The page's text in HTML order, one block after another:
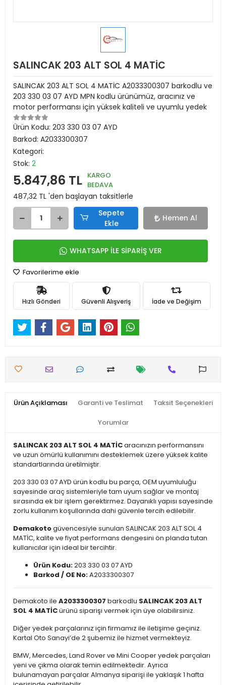
SALINCAK 203 ALT SOL 4 MATİC
SALINCAK 203 ALT SOL 4 MATİC A2033300307 barkodlu ve
203 330 03 07 AYD MPN kodlu ürünümüz, aracınız ve
motor performansı için yüksek kaliteli ve uyumlu yedek
Ürün Kodu: 203 330 03 07 AYD
Barkod: A2033300307
Kategori:
Stok: 2
5.847,86 TL KARGO
BEDAVA
487,32 TL 'den başlayan taksitlerle
Sepete
Ekle
Hemen Al
WHATSAPP İLE SİPARİŞ VER
Favorilerime ekle
Hızlı Gönderi Güvenli Alışveriş İade ve Değişim
Ürün Açıklaması Garanti ve Teslimat Taksit Seçenekleri
Yorumlar
SALINCAK 203 ALT SOL 4 MATİCaracınızın performansını
ve uzun ömürlü kullanımını desteklemek üzere yüksek kalite
standartlarında üretilmiştir.
203 330 03 07 AYD ürün kodlu bu parça, OEM uyumluluğu
sayesinde araç sistemleriyle tam uyum sağlar ve montaj
sırasında ek bir işlem gerektirmez. Dayanıklı yapısı sayesinde
zorlu kullanım koşullarında dahi güvenle tercih edilebilir.
Demakotogüvencesiyle sunulan SALINCAK 203 ALT SOL 4
MATİC, kalite ve fiyat performans dengesini ön planda tutan
kullanıcılar için ideal bir tercihtir.
Ürün Kodu:203 330 03 07 AYD
Barkod / OE No:A2033300307
Demakoto ile A2033300307 barkodlu SALINCAK 203 ALT
SOL 4 MATİCürünü siparişi vermek için üye olabilirsiniz.
Diğer yedek parçalarınız için firmamız ile iletişime geçiniz.
Kartal Oto Sanayi’de 2 şubemiz ile hizmet vermekteyiz.
BMW, Mercedes, Land Rover ve Mini Cooper yedek parçaları
yeni ve çıkma olarak temin edilmektedir. Ayrıca
bulunamayan parçalar Almanya siparişi ile yaklaşık 1 hafta